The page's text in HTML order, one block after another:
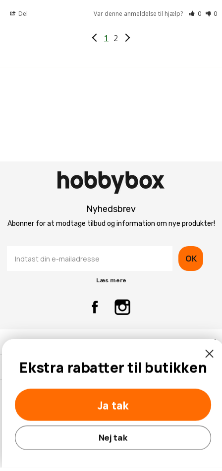
Del Var denne anmeldelse til hjælp? 0 0
1 2
Nyhedsbrev
Abonner for at modtage tilbud og information om nye produkter!
OK
Læs mere
Kontaktinformation
Kundeservice
© 2026 Hobbybox.dk
Ekstra rabatter til butikken
Ja tak
Nej tak